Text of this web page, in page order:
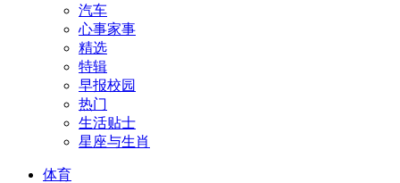
汽车
心事家事
精选
特辑
早报校园
热门
生活贴士
星座与生肖
体育